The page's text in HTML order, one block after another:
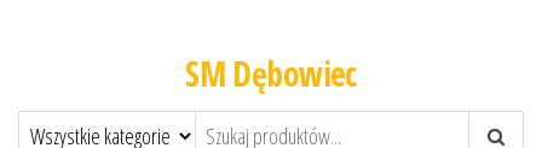
SM Dębowiec